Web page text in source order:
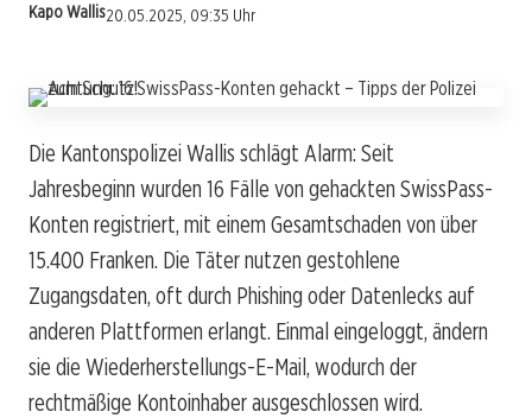
Kapo Wallis20.05.2025, 09:35 Uhr
Die Kantonspolizei Wallis schlägt Alarm: Seit
Jahresbeginn wurden 16 Fälle von gehackten SwissPass-
Konten registriert, mit einem Gesamtschaden von über
15.400 Franken. Die Täter nutzen gestohlene
Zugangsdaten, oft durch Phishing oder Datenlecks auf
anderen Plattformen erlangt. Einmal eingeloggt, ändern
sie die Wiederherstellungs-E-Mail, wodurch der
rechtmäßige Kontoinhaber ausgeschlossen wird.